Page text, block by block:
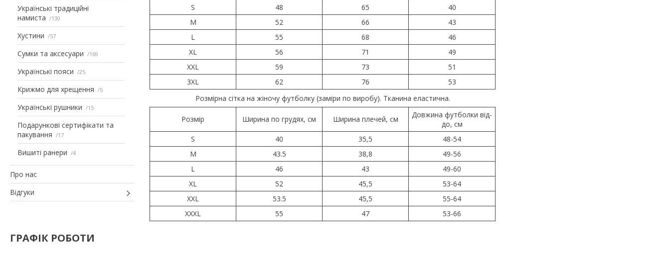
Українські традиційні
намиста
130
Хустини 57
Сумки та аксесуари 169
Українські пояси 25
Крижмо для хрещення 5
Українські рушники 15
Подарункові сертифікати та
пакування
17
Вишиті ранери 4
Про нас
Відгуки
ГРАФІК РОБОТИ
S
48 65
40
M
52 66
43
L
55 68
46
XL
56 71
49
XXL
59 73
51
3XL
62 76
53
Розмірна сітка на жіночу футболку (заміри по виробу). Тканина еластична.
Розмір Ширина по грудях, см Ширина плечей, см
Довжина футболки від-
до, см
S
40 35,5
48-54
M
43.5 38,8
49-56
L
46 43
49-60
XL
52 45,5
53-64
XXL
53.5 45,5
55-64
XXXL
55 47 53-66